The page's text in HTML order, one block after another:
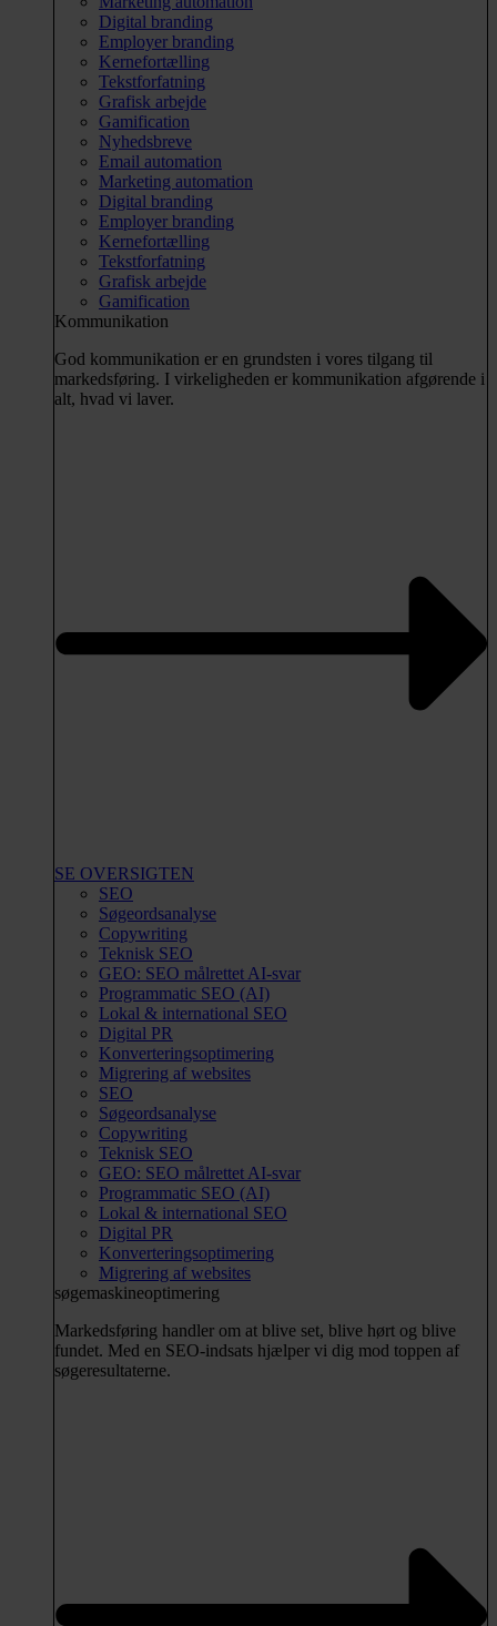
Digital branding
Employer branding
Kernefortælling
Tekstforfatning
Grafisk arbejde
Gamification
Nyhedsbreve
Email automation
Marketing automation
Digital branding
Employer branding
Kernefortælling
Tekstforfatning
Grafisk arbejde
Gamification
Kommunikation
God kommunikation er en grundsten i vores tilgang til
markedsføring. I virkeligheden er kommunikation afgørende i
alt, hvad vi laver.
SE OVERSIGTEN
SEO
Søgeordsanalyse
Copywriting
Teknisk SEO
GEO: SEO målrettet AI-svar
Programmatic SEO (AI)
Lokal & international SEO
Digital PR
Konverteringsoptimering
Migrering af websites
SEO
Søgeordsanalyse
Copywriting
Teknisk SEO
GEO: SEO målrettet AI-svar
Programmatic SEO (AI)
Lokal & international SEO
Digital PR
Konverteringsoptimering
Migrering af websites
søgemaskineoptimering
Markedsføring handler om at blive set, blive hørt og blive
fundet. Med en SEO-indsats hjælper vi dig mod toppen af
søgeresultaterne.